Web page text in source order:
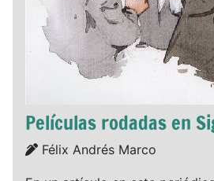
Películas rodadas en
Details
Félix Andrés Marco